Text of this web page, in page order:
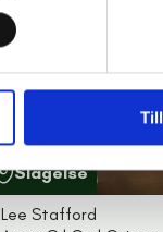
Slagelse
Lee Stafford